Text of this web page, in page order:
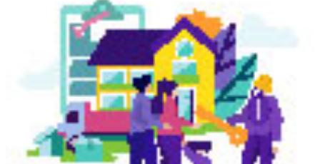
Retour à toutes les annonces
Réf : 12229 - Mis à jour le : 11/06/2026
La Trinité- Maison - Studio